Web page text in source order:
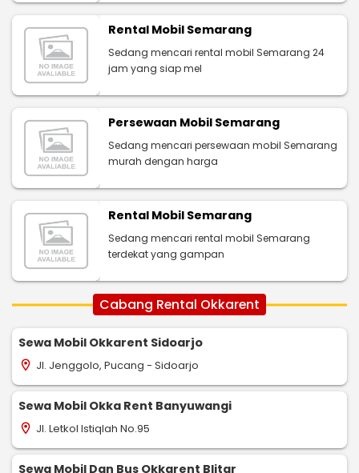
Rental Mobil Semarang
Sedang mencari rental mobil Semarang 24
jam yang siap mel
Persewaan Mobil Semarang
Sedang mencari persewaan mobil Semarang
murah dengan harga
Rental Mobil Semarang
Sedang mencari rental mobil Semarang
terdekat yang gampan
Cabang Rental Okkarent
Sewa Mobil Okkarent Sidoarjo
location_on Jl. Jenggolo, Pucang - Sidoarjo
Sewa Mobil Okka Rent Banyuwangi
location_on Jl. Letkol Istiqlah No.95
Sewa Mobil Dan Bus Okkarent Blitar